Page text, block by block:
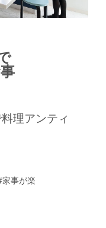
理アンティ
家事が楽